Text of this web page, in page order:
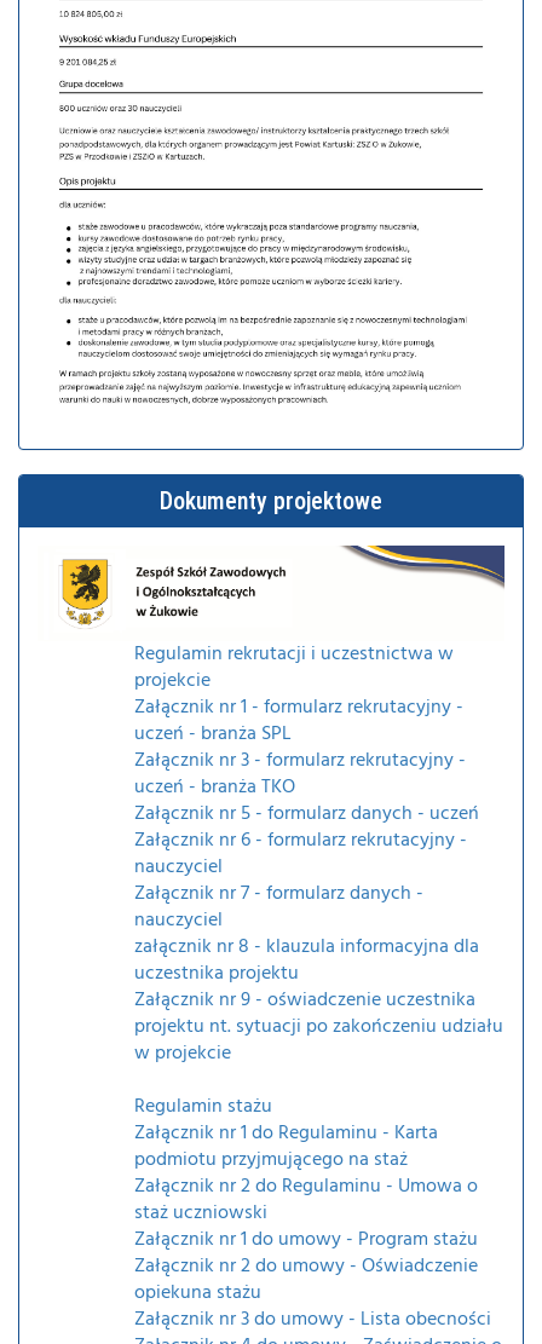
Dokumenty projektowe
Regulamin rekrutacji i uczestnictwa w
projekcie
Załącznik nr 1 - formularz rekrutacyjny -
uczeń - branża SPL
Załącznik nr 3 - formularz rekrutacyjny -
uczeń - branża TKO
Załącznik nr 5 - formularz danych - uczeń
Załącznik nr 6 - formularz rekrutacyjny -
nauczyciel
Załącznik nr 7 - formularz danych -
nauczyciel
załącznik nr 8 - klauzula informacyjna dla
uczestnika projektu
Załącznik nr 9 - oświadczenie uczestnika
projektu nt. sytuacji po zakończeniu udziału
w projekcie
Regulamin stażu
Załącznik nr 1 do Regulaminu - Karta
podmiotu przyjmującego na staż
Załącznik nr 2 do Regulaminu - Umowa o
staż uczniowski
Załącznik nr 1 do umowy - Program stażu
Załącznik nr 2 do umowy - Oświadczenie
opiekuna stażu
Załącznik nr 3 do umowy - Lista obecności